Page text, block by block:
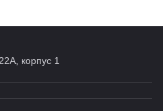
корпус 1